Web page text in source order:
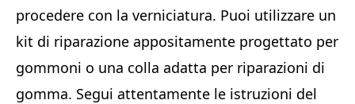
procedere con la verniciatura. Puoi utilizzare un
kit di riparazione appositamente progettato per
gommoni o una colla adatta per riparazioni di
gomma. Segui attentamente le istruzioni del